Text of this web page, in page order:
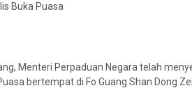
Buka Puasa
Menteri Perpaduan Negara telah
bertempat di Fo Guang Shan Dong